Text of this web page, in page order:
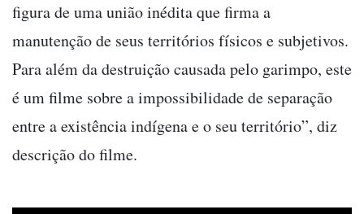
figura de uma união inédita que firma a
manutenção de seus territórios físicos e subjetivos.
Para além da destruição causada pelo garimpo, este
é um filme sobre a impossibilidade de separação
entre a existência indígena e o seu território”, diz
descrição do filme.